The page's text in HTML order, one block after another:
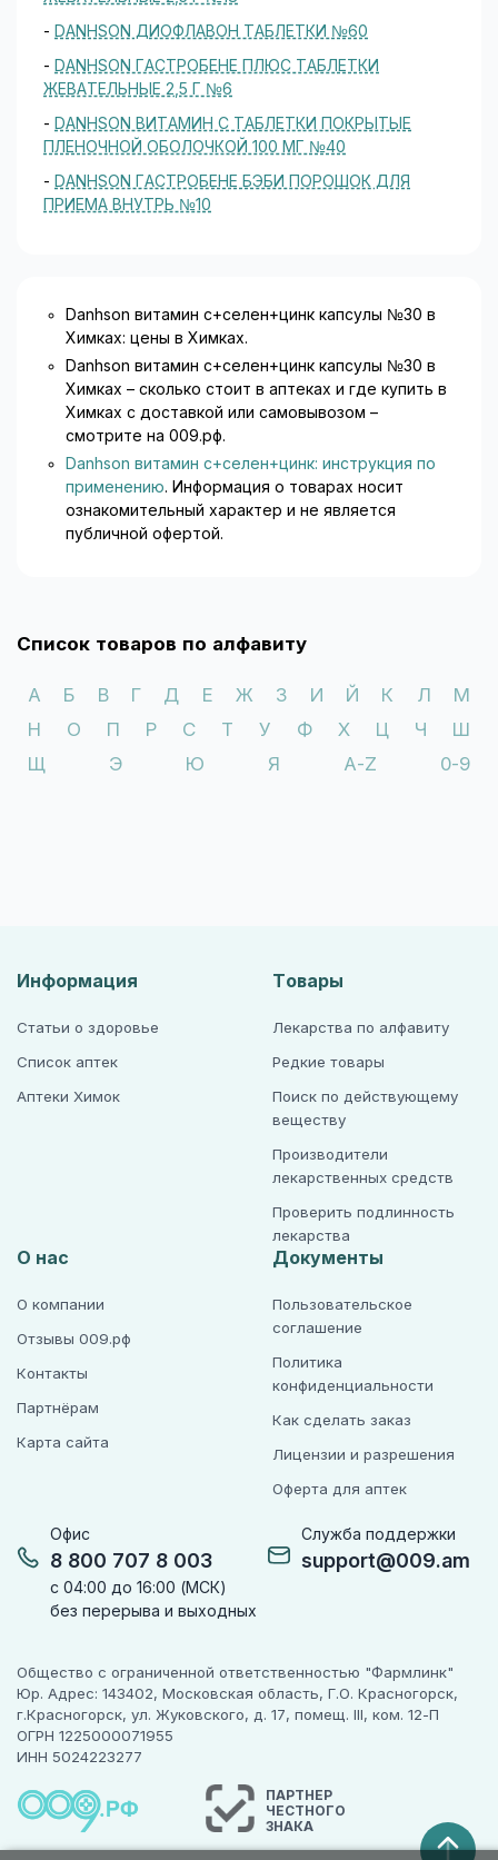
- DANHSON ДИОФЛАВОН ТАБЛЕТКИ №60
- DANHSON ГАСТРОБЕНЕ ПЛЮС ТАБЛЕТКИ
ЖЕВАТЕЛЬНЫЕ 2,5 Г №6
- DANHSON ВИТАМИН С ТАБЛЕТКИ ПОКРЫТЫЕ
ПЛЕНОЧНОЙ ОБОЛОЧКОЙ 100 МГ №40
- DANHSON ГАСТРОБЕНЕ БЭБИ ПОРОШОК ДЛЯ
ПРИЕМА ВНУТРЬ №10
Danhson витамин с+селен+цинк капсулы №30 в
Химках: цены в Химках.
Danhson витамин с+селен+цинк капсулы №30 в
Химках – сколько стоит в аптеках и где купить в
Химках с доставкой или самовывозом –
смотрите на 009.рф.
Danhson витамин с+селен+цинк: инструкция по
применению. Информация о товарах носит
ознакомительный характер и не является
публичной офертой.
Список товаров по алфавиту
А Б В Г Д Е Ж З И Й К Л
М
Н
О П Р С Т У Ф Х Ц Ч
Ш
Щ
Э Ю Я A-Z 0-9
Офис
8 800 707 8 003
с 04:00 до 16:00 (МСК)
без перерыва и выходных
Служба поддержки
support@009.am
Информация
Статьи о здоровье
Список аптек
Аптеки Химок
Товары
Лекарства по алфавиту
Редкие товары
Поиск по действующему
веществу
Производители
лекарственных средств
Проверить подлинность
лекарства
О нас
О компании
Отзывы 009.рф
Контакты
Партнёрам
Карта сайта
Документы
Пользовательское
соглашение
Политика
конфиденциальности
Как сделать заказ
Лицензии и разрешения
Оферта для аптек
Общество с ограниченной ответственностью "Фармлинк"
Юр. Адрес: 143402, Московская область, Г.О. Красногорск,
г.Красногорск, ул. Жуковского, д. 17, помещ. III, ком. 12-П
ОГРН 1225000071955
ИНН 5024223277
ПАРТНЕР
ЧЕСТНОГО
ЗНАКА